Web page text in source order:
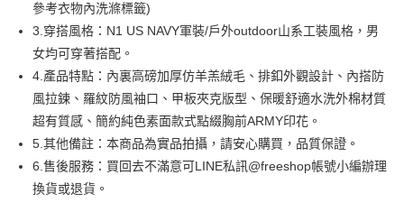
悠遊付
ATM付款
運送方式
每筆NT$80，滿NT$1,000(含以上)免運費
付款後全家取貨
參考衣物內洗滌標籤)
3.穿搭風格：N1 US NAVY軍裝/戶外outdoor山系工裝風格，男
女均可穿著搭配。
4.產品特點：內裏高磅加厚仿羊羔絨毛、排釦外觀設計、內搭防
風拉鍊、羅紋防風袖口、甲板夾克版型、保暖舒適水洗外棉材質
超有質感、簡約純色素面款式點綴胸前ARMY印花。
5.其他備註：本商品為實品拍攝，請安心購買，品質保證。
6.售後服務：買回去不滿意可LINE私訊@freeshop帳號小編辦理
換貨或退貨。